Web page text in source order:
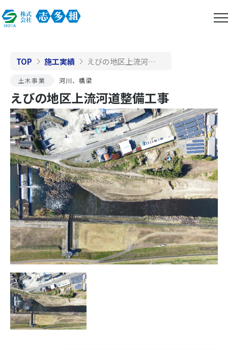
TOP 施工実績 えびの地区上流河道整備工事
土木事業 河川、橋梁
えびの地区上流河道整備工事